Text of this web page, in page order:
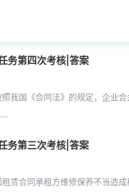
务第四次考核|答案
我国《合同法》的规定，企业
务第三次考核|答案
赁合同承租方维修保养不当造